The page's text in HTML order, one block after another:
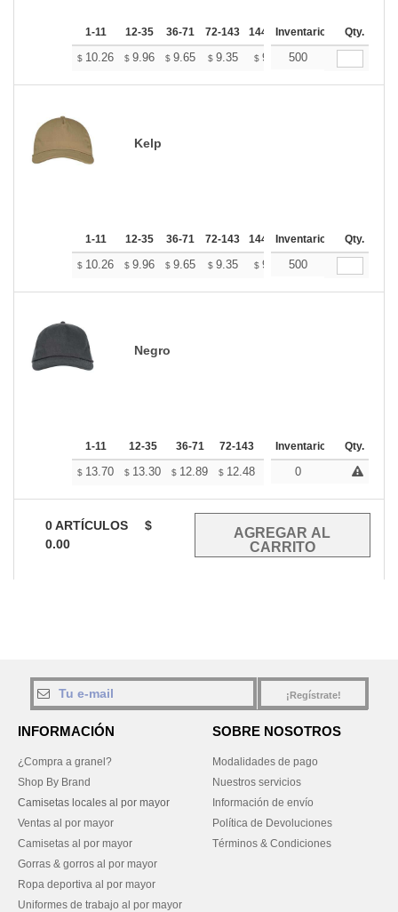
1-11 12-35 36-71 72-143 144-287 288 + Mas
Inventario Qty.
$ 10.26 $ 9.96 $ 9.65 $ 9.35 $ 9.04 $
500
Kelp
1-11 12-35 36-71 72-143 144-287 288 + Mas
Inventario Qty.
$ 10.26 $ 9.96 $ 9.65 $ 9.35 $ 9.04 $
500
Negro
1-11 12-35 36-71 72-143 144-287 288 +
Inventario Qty.
$ 13.70 $ 13.30 $ 12.89 $ 12.48 12.08
0
0ARTÍCULOS
$
0.00
¡Regístrate!
INFORMACIÓN
¿Compra a granel?
Shop By Brand
Camisetas locales al por mayor
Ventas al por mayor
Camisetas al por mayor
Gorras & gorros al por mayor
Ropa deportiva al por mayor
Uniformes de trabajo al por mayor
SOBRE NOSOTROS
Modalidades de pago
Nuestros servicios
Información de envío
Política de Devoluciones
Términos & Condiciones